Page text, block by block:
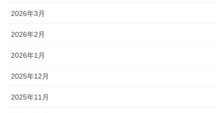
2026年3月
2026年2月
2026年1月
2025年12月
2025年11月